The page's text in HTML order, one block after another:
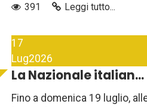
391
Leggi tutto...
17
Lug2026
La Nazionale italian...
Fino a domenica 19 luglio,